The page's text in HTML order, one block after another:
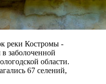
реки Костромы -
заболоченной
области.
67 селений,